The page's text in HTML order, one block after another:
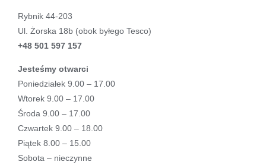
Rybnik 44-203
Ul. Żorska 18b (obok byłego Tesco)
+48 501 597 157
Jesteśmy otwarci
Poniedziałek 9.00 – 17.00
Wtorek 9.00 – 17.00
Środa 9.00 – 17.00
Czwartek 9.00 – 18.00
Piątek 8.00 – 15.00
Sobota – nieczynne